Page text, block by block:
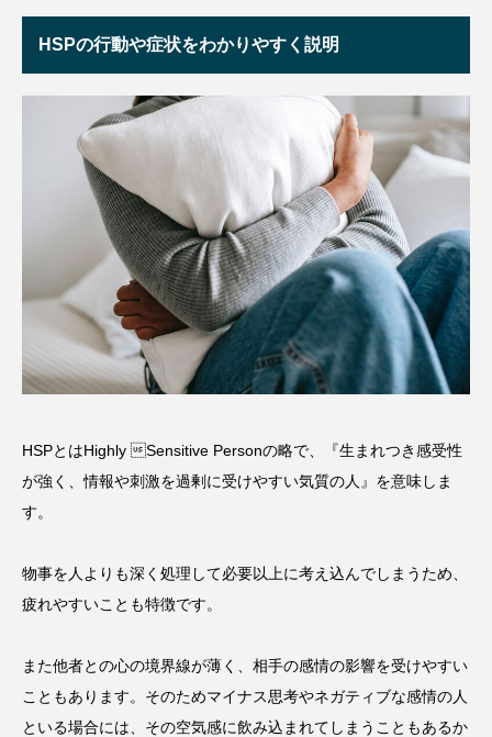
HSPの行動や症状をわかりやすく説明
HSPとはHighly Sensitive Personの略で、『生まれつき感受性
が強く、情報や刺激を過剰に受けやすい気質の人』を意味しま
す。
物事を人よりも深く処理して必要以上に考え込んでしまうため、
疲れやすいことも特徴です。
また他者との心の境界線が薄く、相手の感情の影響を受けやすい
こともあります。そのためマイナス思考やネガティブな感情の人
といる場合には、その空気感に飲み込まれてしまうこともあるか